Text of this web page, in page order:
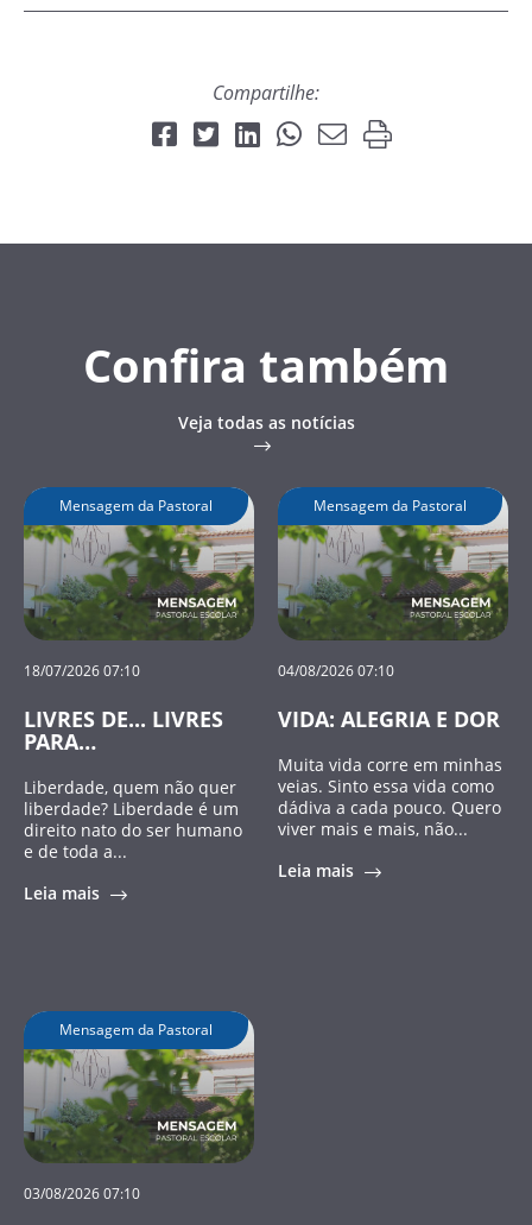
Compartilhe:
Confira também
Veja todas as notícias
Mensagem da Pastoral
18/07/2026 07:10
LIVRES DE... LIVRES
PARA…
Liberdade, quem não quer
liberdade? Liberdade é um
direito nato do ser humano
e de toda a...
Leia mais
Mensagem da Pastoral
04/08/2026 07:10
VIDA: ALEGRIA E DOR
Muita vida corre em minhas
veias. Sinto essa vida como
dádiva a cada pouco. Quero
viver mais e mais, não...
Leia mais
Mensagem da Pastoral
03/08/2026 07:10